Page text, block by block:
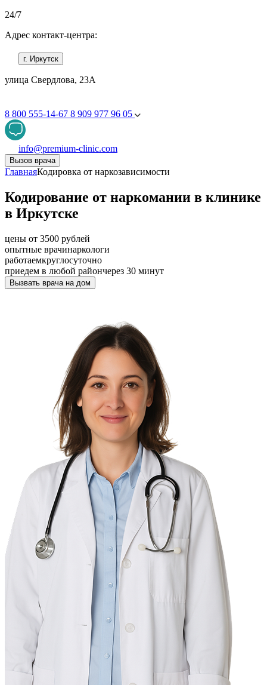
24/7
Адрес контакт-центра:
г. Иркутск
улица Свердлова, 23А
8 800 555-14-67 8 909 977 96 05
info@premium-clinic.com
Вызов врача
ГлавнаяКодировка от наркозависимости
Кодирование от наркомании в клинике
в Иркутске
цены от 3500 рублей
опытные врачинаркологи
работаемкруглосуточно
приедем в любой райончерез 30 минут
Вызвать врача на дом